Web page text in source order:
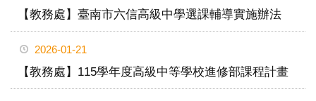
【教務處】臺南市六信高級中學選課輔導實施辦法
2026-01-21
【教務處】115學年度高級中等學校進修部課程計畫